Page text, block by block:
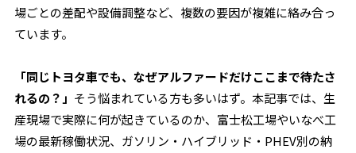
場ごとの差配や設備調整など、複数の要因が複雑に絡み合っ
ています。
「同じトヨタ車でも、なぜアルファードだけここまで待たさ
れるの？」 そう悩まれている方も多いはず。本記事では、生
産現場で実際に何が起きているのか、富士松工場やいなべ工
場の最新稼働状況、ガソリン・ハイブリッド・PHEV別の納